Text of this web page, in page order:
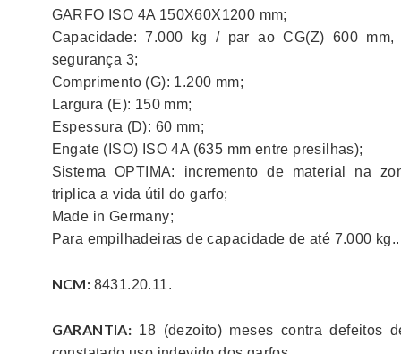
GARFO ISO 4A 150X60X1200 mm;
Capacidade: 7.000 kg / par ao CG(Z) 600
segurança 3;
Comprimento (G): 1.200 mm;
Largura (E): 150 mm;
Espessura (D): 60 mm;
Engate (ISO) ISO 4A (635 mm entre presilhas);
Sistema OPTIMA: incremento de material na
triplica a vida útil do garfo;
Made in Germany;
Para empilhadeiras de capacidade de até 7.000 kg..
NCM: 8431.20.11.
GARANTIA: 18 (dezoito) meses contra defeitos